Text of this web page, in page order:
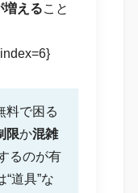
増えること
料で困る
限か混雑
るのが有
道具”な